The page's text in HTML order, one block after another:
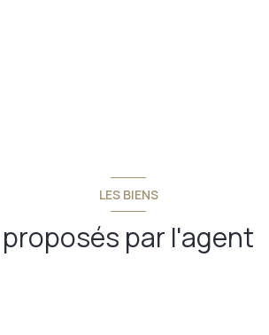
LES BIENS
proposés par l'agent